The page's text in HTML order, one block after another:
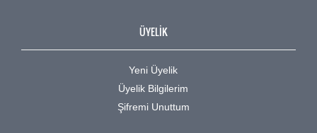
ÜYELİK
Yeni Üyelik
Üyelik Bilgilerim
Şifremi Unuttum